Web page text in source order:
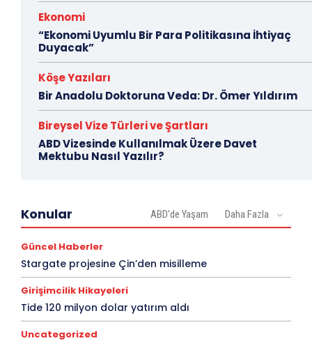
Ekonomi
“Ekonomi Uyumlu Bir Para Politikasına İhtiyaç
Duyacak”
Köşe Yazıları
Bir Anadolu Doktoruna Veda: Dr. Ömer Yıldırım
Bireysel Vize Türleri ve Şartları
ABD Vizesinde Kullanılmak Üzere Davet
Mektubu Nasıl Yazılır?
Konular ABD'de Yaşam Daha Fazla
Güncel Haberler
Stargate projesine Çin’den misilleme
Girişimcilik Hikayeleri
Tide 120 milyon dolar yatırım aldı
Uncategorized